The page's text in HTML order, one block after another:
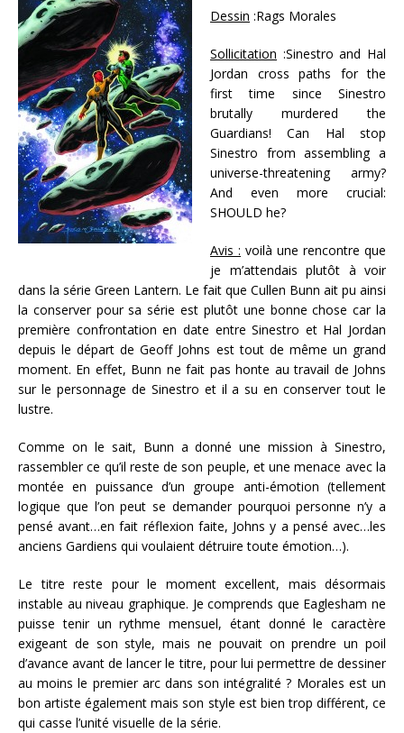
Dessin :Rags Morales
Sollicitation :Sinestro and Hal
Jordan cross paths for the
first time since Sinestro
brutally murdered the
Guardians! Can Hal stop
Sinestro from assembling a
universe-threatening army?
And even more crucial:
SHOULD he?
Avis : voilà une rencontre que
je m’attendais plutôt à voir
dans la série Green Lantern. Le fait que Cullen Bunn ait pu ainsi
la conserver pour sa série est plutôt une bonne chose car la
première confrontation en date entre Sinestro et Hal Jordan
depuis le départ de Geoff Johns est tout de même un grand
moment. En effet, Bunn ne fait pas honte au travail de Johns
sur le personnage de Sinestro et il a su en conserver tout le
lustre.
Comme on le sait, Bunn a donné une mission à Sinestro,
rassembler ce qu’il reste de son peuple, et une menace avec la
montée en puissance d’un groupe anti-émotion (tellement
logique que l’on peut se demander pourquoi personne n’y a
pensé avant…en fait réflexion faite, Johns y a pensé avec…les
anciens Gardiens qui voulaient détruire toute émotion…).
Le titre reste pour le moment excellent, mais désormais
instable au niveau graphique. Je comprends que Eaglesham ne
puisse tenir un rythme mensuel, étant donné le caractère
exigeant de son style, mais ne pouvait on prendre un poil
d’avance avant de lancer le titre, pour lui permettre de dessiner
au moins le premier arc dans son intégralité ? Morales est un
bon artiste également mais son style est bien trop différent, ce
qui casse l’unité visuelle de la série.